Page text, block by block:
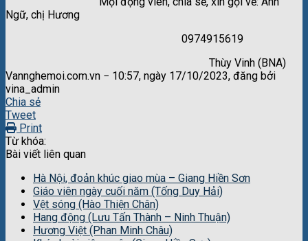
Ngữ, chị Hương
0974915619
Thùy Vinh (BNA)
Vannghemoi.com.vn − 10:57, ngày 17/10/2023, đăng bởi
vina_admin
Chia sẻ
Tweet
Print
Từ khóa:
Bài viết liên quan
Hà Nội, đoản khúc giao mùa – Giang Hiền Sơn
Giáo viên ngày cuối năm (Tống Duy Hải)
Vệt sóng (Hào Thiện Chân)
Hang động (Lưu Tấn Thành – Ninh Thuận)
Hương Việt (Phan Minh Châu)